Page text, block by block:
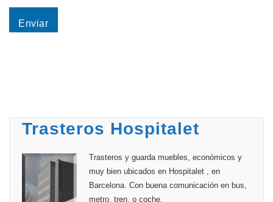
Enviar
Trasteros Hospitalet
Trasteros y guarda muebles, económicos y
muy bien ubicados en Hospitalet , en
Barcelona. Con buena comunicación en bus,
metro, tren, o coche.